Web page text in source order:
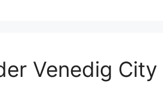
Venedig City